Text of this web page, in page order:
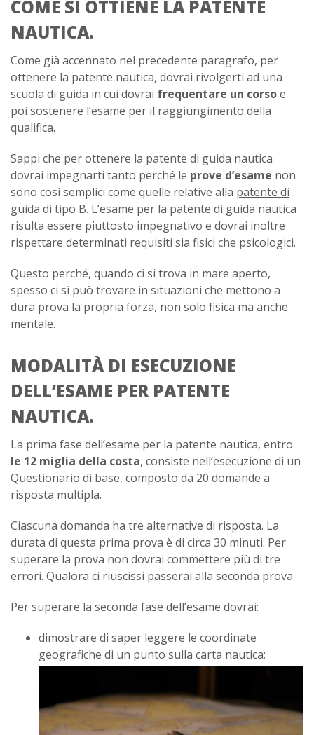
COME SI OTTIENE LA PATENTE
NAUTICA.
Come già accennato nel precedente paragrafo, per
ottenere la patente nautica, dovrai rivolgerti ad una
scuola di guida in cui dovrai frequentare un corsoe
poi sostenere l’esame per il raggiungimento della
qualifica.
Sappi che per ottenere la patente di guida nautica
dovrai impegnarti tanto perché le prove d’esame non
sono così semplici come quelle relative alla patente di
guida di tipo B. L’esame per la patente di guida nautica
risulta essere piuttosto impegnativo e dovrai inoltre
rispettare determinati requisiti sia fisici che psicologici.
Questo perché, quando ci si trova in mare aperto,
spesso ci si può trovare in situazioni che mettono a
dura prova la propria forza, non solo fisica ma anche
mentale.
MODALITÀ DI ESECUZIONE
DELL’ESAME PER PATENTE
NAUTICA.
La prima fase dell’esame per la patente nautica, entro
le 12 miglia della costa, consiste nell’esecuzione di un
Questionario di base, composto da 20 domande a
risposta multipla.
Ciascuna domanda ha tre alternative di risposta. La
durata di questa prima prova è di circa 30 minuti. Per
superare la prova non dovrai commettere più di tre
errori. Qualora ci riuscissi passerai alla seconda prova.
Per superare la seconda fase dell’esame dovrai:
dimostrare di saper leggere le coordinate
geografiche di un punto sulla carta nautica;